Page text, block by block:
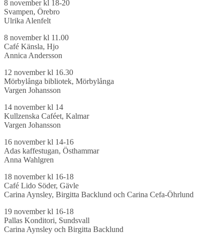
8 november kl 18-20
Svampen, Örebro
Ulrika Alenfelt
8 november kl 11.00
Café Känsla, Hjo
Annica Andersson
12 november kl 16.30
Mörbylånga bibliotek, Mörbylånga
Vargen Johansson
14 november kl 14
Kullzenska Caféet, Kalmar
Vargen Johansson
16 november kl 14-16
Adas kaffestugan, Östhammar
Anna Wahlgren
18 november kl 16-18
Café Lido Söder, Gävle
Carina Aynsley, Birgitta Backlund och Carina Cefa-Öhrlund
19 november kl 16-18
Pallas Konditori, Sundsvall
Carina Aynsley och Birgitta Backlund